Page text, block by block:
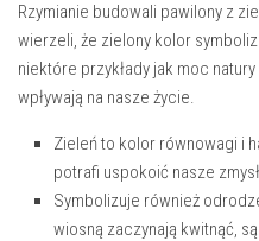
Rzymianie budowali pawilony z
wierzeli, że zielony kolor‍
niektóre przykłady jak moc
wpływają na nasze życie.
Zieleń to kolor równowagi i‍
potrafi‍ uspokoić⁢ nasze
Symbolizuje również
wiosną zaczynają kwitnąć,